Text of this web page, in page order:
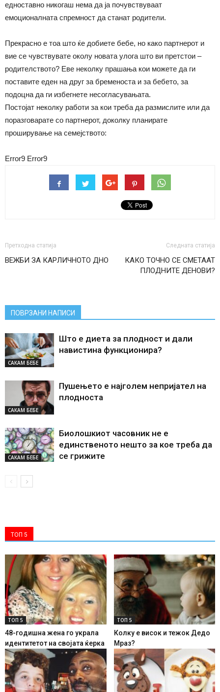
едноставно никогаш нема да ја почувствуваат
емоционалната спремност да станат родители.
Прекрасно е тоа што ќе добиете бебе, но како партнерот и
вие се чувствувате околу новата улога што ви претстои –
родителството? Еве неколку прашања кои можете да ги
поставите еден на друг за бременоста и за бебето, за
подоцна да ги избегнете несогласувањата.
Постојат неколку работи за кои треба да размислите или да
поразговарате со партнерот, доколку планирате
проширување на семејството:
Error9 Error9
Претходна статија
ВЕЖБИ ЗА КАРЛИЧНОТО ДНО
Следната статија
КАКО ТОЧНО СЕ СМЕТААТ
ПЛОДНИТЕ ДЕНОВИ?
ПОВРЗАНИ НАПИСИ
САКАМ БЕБЕ
Што е диета за плодност и дали
навистина функционира?
САКАМ БЕБЕ
Пушењето е најголем непријател на
плодноста
САКАМ БЕБЕ
Биолошкиот часовник не е
единственото нешто за кое треба да
се грижите
ТОП 5
ТОП 5
48-годишна жена го украла
идентитетот на својата ќерка
ТОП 5
Колку е висок и тежок Дедо
Мраз?